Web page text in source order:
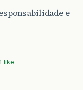
e
1 like